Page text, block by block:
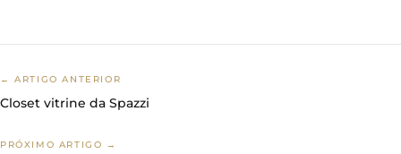
← ARTIGO ANTERIOR
Closet vitrine da Spazzi
PRÓXIMO ARTIGO →